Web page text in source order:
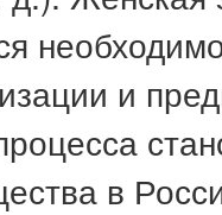
и
в